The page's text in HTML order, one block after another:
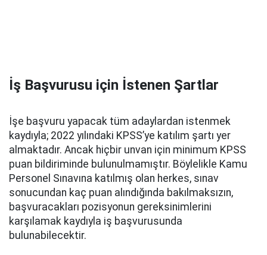
İş Başvurusu için İstenen Şartlar
İşe başvuru yapacak tüm adaylardan istenmek
kaydıyla; 2022 yılındaki KPSS’ye katılım şartı yer
almaktadır. Ancak hiçbir unvan için minimum KPSS
puan bildiriminde bulunulmamıştır. Böylelikle Kamu
Personel Sınavına katılmış olan herkes, sınav
sonucundan kaç puan alındığında bakılmaksızın,
başvuracakları pozisyonun gereksinimlerini
karşılamak kaydıyla iş başvurusunda
bulunabilecektir.